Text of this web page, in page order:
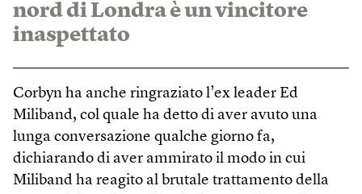
nord di Londra è un vincitore
inaspettato
Corbyn ha anche ringraziato l’ex leader Ed
Miliband, col quale ha detto di aver avuto una
lunga conversazione qualche giorno fa,
dichiarando di aver ammirato il modo in cui
Miliband ha reagito al brutale trattamento della